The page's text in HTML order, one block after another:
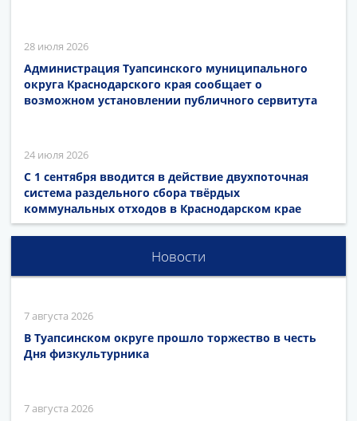
28 июля 2026
Администрация Туапсинского муниципального
округа Краснодарского края сообщает о
возможном установлении публичного сервитута
24 июля 2026
С 1 сентября вводится в действие двухпоточная
система раздельного сбора твёрдых
коммунальных отходов в Краснодарском крае
Новости
7 августа 2026
В Туапсинском округе прошло торжество в честь
Дня физкультурника
7 августа 2026